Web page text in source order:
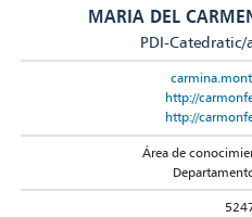
MARIA DEL
PDI-
http://
http://
Área de